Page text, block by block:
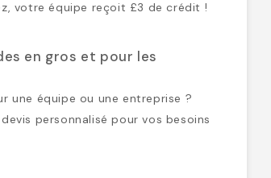
votre équipe reçoit £3 de crédit !
en gros et pour les
une équipe ou une entreprise ?
personnalisé pour vos besoins